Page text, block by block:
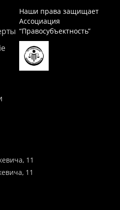
Наши права защищает
Ассоциация
“Правосубъектность”
11
11